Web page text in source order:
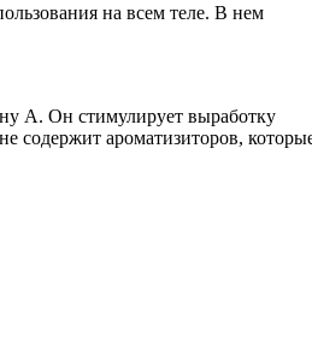
на всем теле. В нем
А. Он стимулирует выработку
содержит ароматизиторов,